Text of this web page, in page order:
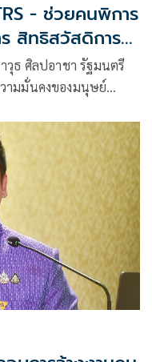
- ช่วยคนพิการ
ร สิทธิสวัสดิการ
วุธ ศิลปอาชา รัฐมนตรี
ามมั่นคงของมนุษย์